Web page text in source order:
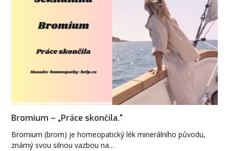
Bromium – „Práce skončila.“
Bromium (brom) je homeopatický lék minerálního původu,
známý svou silnou vazbou na…